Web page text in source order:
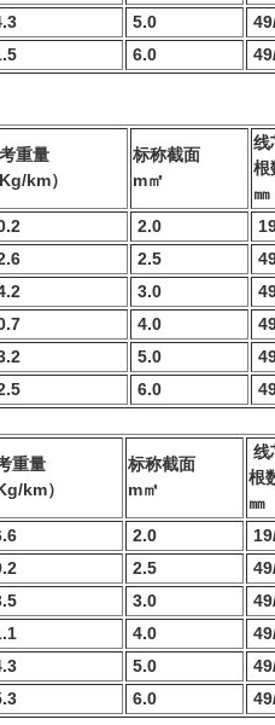
5.0
6.0
重量
Kg/km）
标称截面
m㎡
线
根
㎜
2.0
2.5
3.0
4.0
5.0
6.0
重量
km）
标称截面
m㎡
线
根
㎜
2.0
2.5
3.0
4.0
5.0
6.0